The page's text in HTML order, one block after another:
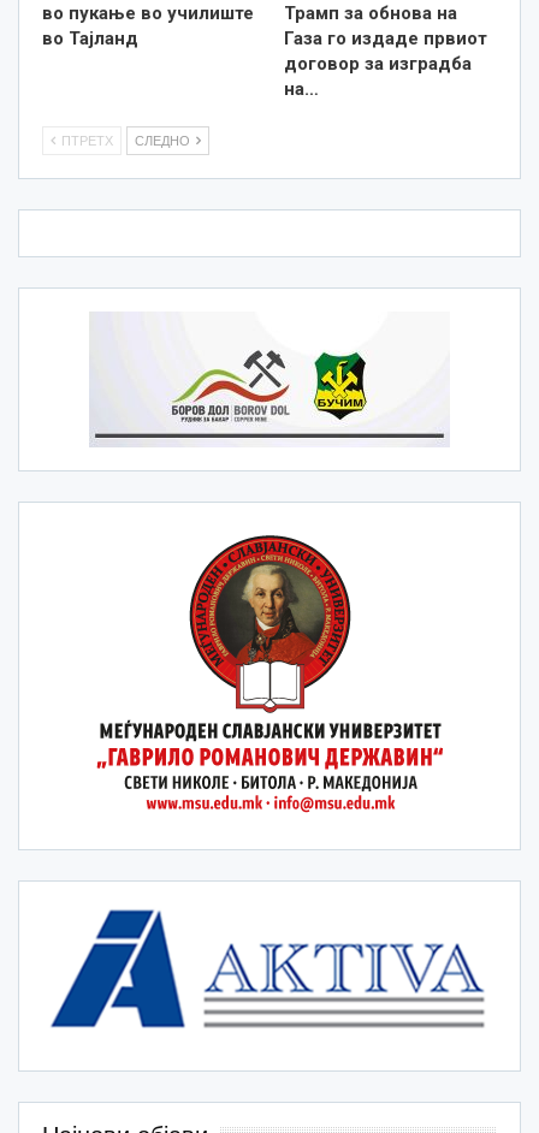
во пукање во училиште
во Тајланд
Трамп за обнова на
Газа го издаде првиот
договор за изградба
на…
ПТРЕТХ СЛЕДНО